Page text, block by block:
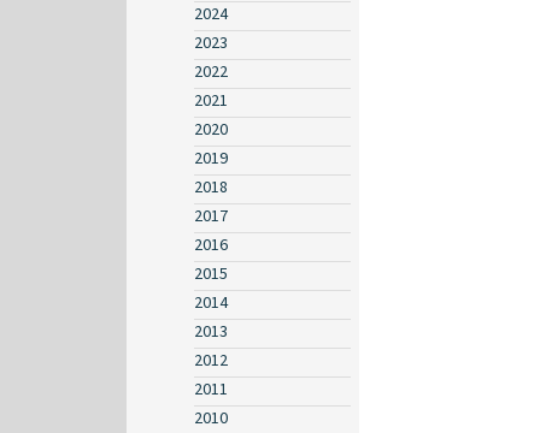
2024
2023
2022
2021
2020
2019
2018
2017
2016
2015
2014
2013
2012
2011
2010